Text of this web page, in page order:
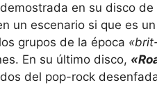
en su disco
un escenario si que es
grupos de la época
En su último disco,
del pop-rock